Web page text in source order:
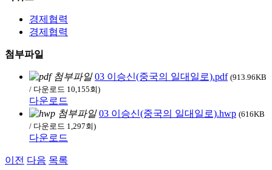
경제협력
경제협력
첨부파일
03 이승신(중국의 일대일로).pdf (913.96KB
/ 다운로드 10,155회)
다운로드
03 이승신(중국의 일대일로).hwp (616KB
/ 다운로드 1,297회)
다운로드
이전 다음 목록